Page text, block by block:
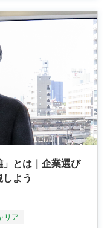
とは｜企業選び
よう
リア